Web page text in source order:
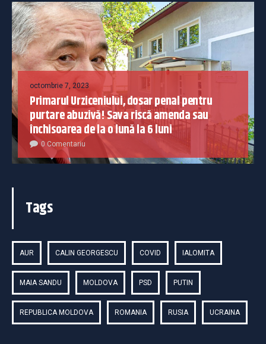
octombrie 7, 2023
Primarul Urziceniului, dosar penal pentru
purtare abuzivă! Sava riscă amenda sau
închisoarea de la o lună la 6 luni
0 Comentariu
Tags
AUR CALIN GEORGESCU COVID IALOMITA
MAIA SANDU MOLDOVA PSD PUTIN
REPUBLICA MOLDOVA ROMANIA RUSIA UCRAINA